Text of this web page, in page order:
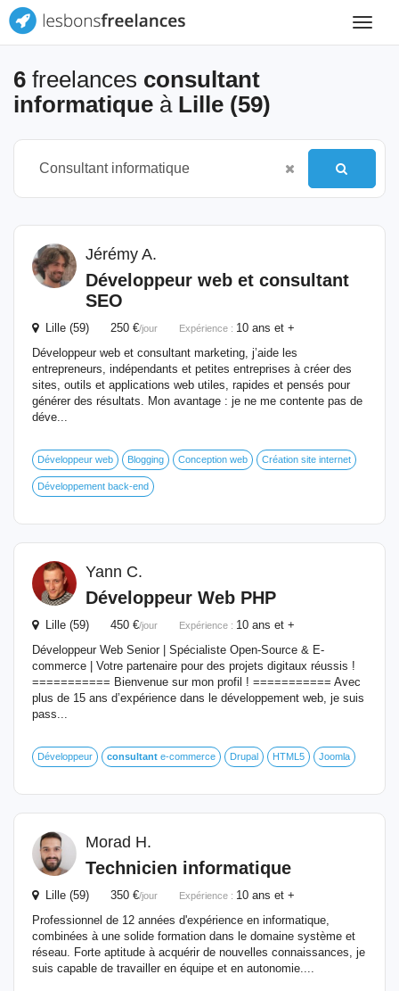
Toggle
6 freelances consultant
informatique à Lille (59)
Jérémy A.
Développeur web et consultant
SEO
Lille (59) 250 €/jour Expérience : 10 ans et +
Développeur web et consultant marketing, j’aide les
entrepreneurs, indépendants et petites entreprises à créer des
sites, outils et applications web utiles, rapides et pensés pour
générer des résultats. Mon avantage : je ne me contente pas de
déve...
Développeur web Blogging Conception web Création site internet
Développement back-end
Yann C.
Développeur Web PHP
Lille (59) 450 €/jour Expérience : 10 ans et +
Développeur Web Senior | Spécialiste Open-Source & E-
commerce | Votre partenaire pour des projets digitaux réussis !
=========== Bienvenue sur mon profil ! =========== Avec
plus de 15 ans d’expérience dans le développement web, je suis
pass...
Développeur consultant e-commerce Drupal HTML5 Joomla
Morad H.
Technicien informatique
Lille (59) 350 €/jour Expérience : 10 ans et +
Professionnel de 12 années d'expérience en informatique,
combinées à une solide formation dans le domaine système et
réseau. Forte aptitude à acquérir de nouvelles connaissances, je
suis capable de travailler en équipe et en autonomie....